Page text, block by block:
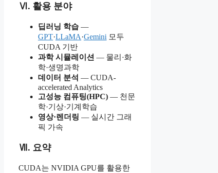
Ⅵ. 활용 분야
딥러닝 학습 —
GPT·LLaMA·Gemini 모두
CUDA 기반
과학 시뮬레이션 — 물리·화
학·생명과학
데이터 분석 — CUDA-
accelerated Analytics
고성능 컴퓨팅(HPC) — 천문
학·기상·기계학습
영상·렌더링 — 실시간 그래
픽 가속
Ⅶ. 요약
CUDA는 NVIDIA GPU를 활용한